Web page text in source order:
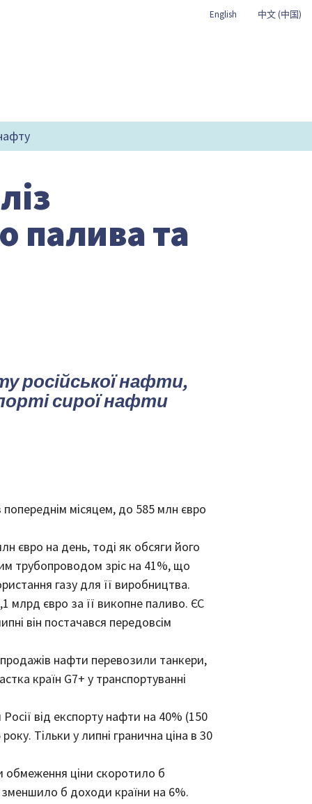
English 中文 (中国)
палива та
російської нафти,
сирої нафти
попереднім місяцем, до 585 млн євро
євро на день, тоді як обсяги його
трубопроводом зріс на 41%, що
газу для її виробництва.
млрд євро за її викопне паливо. ЄС
він постачався передовсім
нафти перевозили танкери,
країн G7+ у транспортуванні
від експорту нафти на 40% (150
Тільки у липні гранична ціна в 30
обмеження ціни скоротило б
зменшило б доходи країни на 6%.